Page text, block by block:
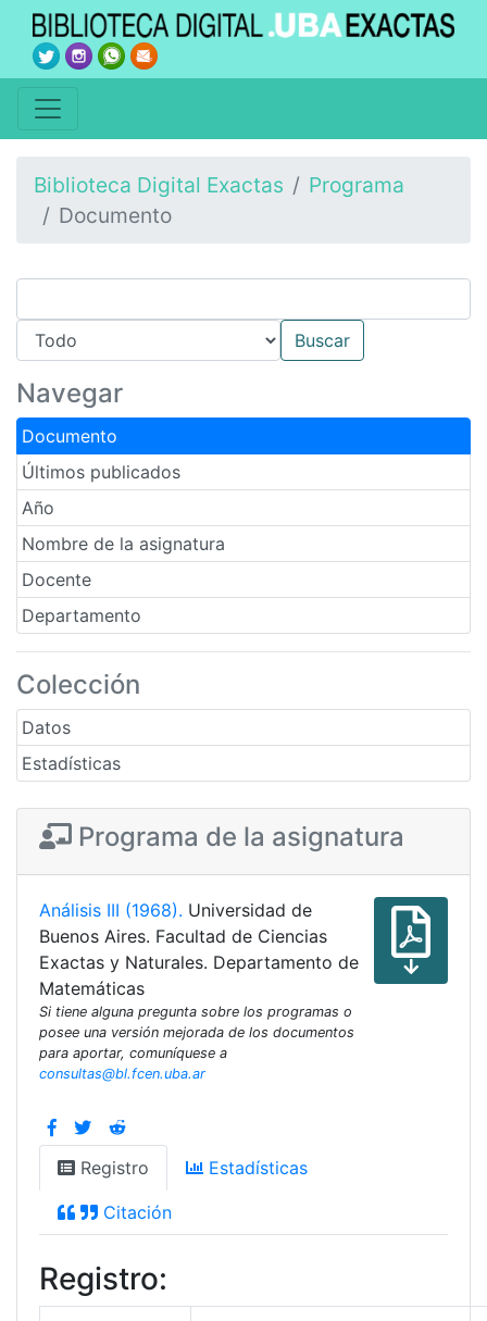
Biblioteca Digital Exactas
Programa
Documento
Navegar
Documento
Últimos publicados
Año
Nombre de la asignatura
Docente
Departamento
Colección
Datos
Estadísticas
Programa de la asignatura
Análisis III (1968). Universidad de
Buenos Aires. Facultad de Ciencias
Exactas y Naturales. Departamento de
Matemáticas
Si tiene alguna pregunta sobre los programas o
posee una versión mejorada de los documentos
para aportar, comuníquese a
consultas@bl.fcen.uba.ar
Registro Estadísticas
Citación
Registro: